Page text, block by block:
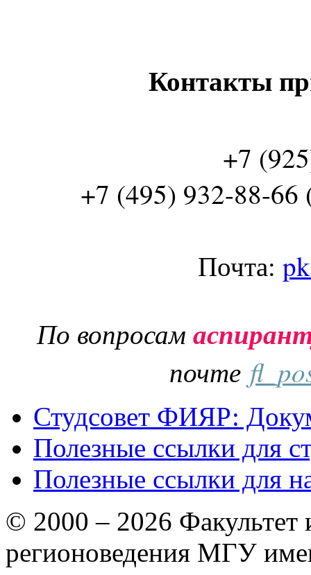
Контакты
+7
+7 (495) 932-88-66
Почта:
По вопросам
почте
Студсовет ФИЯР:
Полезные ссылки для
Полезные ссылки для
© 2000 – 2026 Факультет
регионоведения МГУ